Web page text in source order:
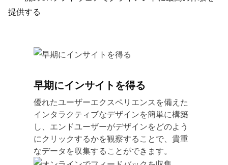
早期にインサイトを得る
優れたユーザーエクスペリエンスを備えた
インタラクティブなデザインを簡単に構築
し、エンドユーザーがデザインをどのよう
にクリックするかを観察することで、貴重
なデータを収集することができます。